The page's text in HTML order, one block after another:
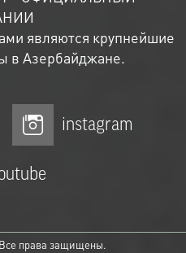
являются крупнейшие
в Азербайджане.
instagram
права защищены.